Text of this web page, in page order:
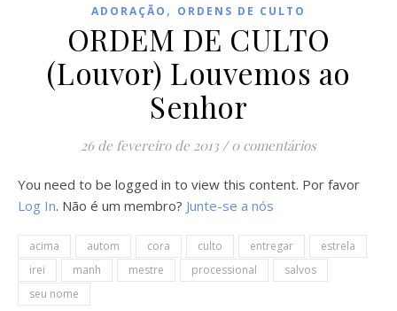
ADORAÇÃO , ORDENS DE CULTO
ORDEM DE CULTO
(Louvor) Louvemos ao
Senhor
26 de fevereiro de 2013 / 0 comentários
You need to be logged in to view this content. Por favor
Log In. Não é um membro? Junte-se a nós
acima autom cora culto entregar
estrela
irei
manh mestre processional
salvos
seu nome